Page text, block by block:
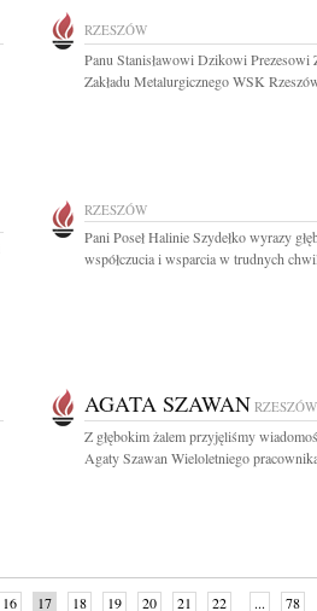
RZESZÓW
Panu Stanisławowi Dzikowi Prezesowi
Zakładu Metalurgicznego WSK
RZESZÓW
Pani Poseł Halinie Szydełko wyrazy
współczucia i wsparcia w trudnych
AGATA SZAWAN RZESZÓW
Z głębokim żalem przyjęliśmy
Agaty Szawan Wieloletniego
16 17 18 19 20 21 22 ... 78